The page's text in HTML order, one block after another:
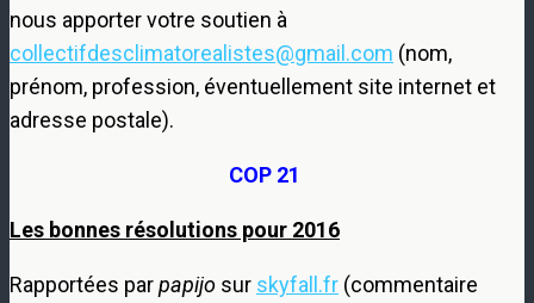
nous apporter votre soutien à
collectifdesclimatorealistes@gmail.com (nom,
prénom, profession, éventuellement site internet et
adresse postale).
COP 21
Les bonnes résolutions pour 2016
Rapportées parpapijo sur skyfall.fr (commentaire